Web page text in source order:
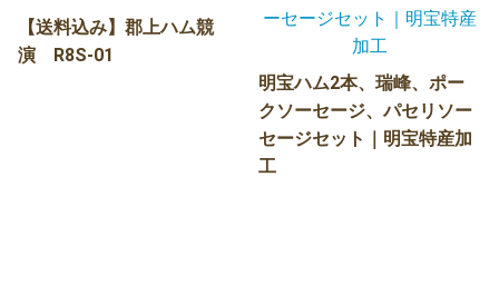
【送料込み】郡上ハム競
演 R8S-01
明宝ハム2本、瑞峰、ポー
クソーセージ、パセリソー
セージセット｜明宝特産加
工